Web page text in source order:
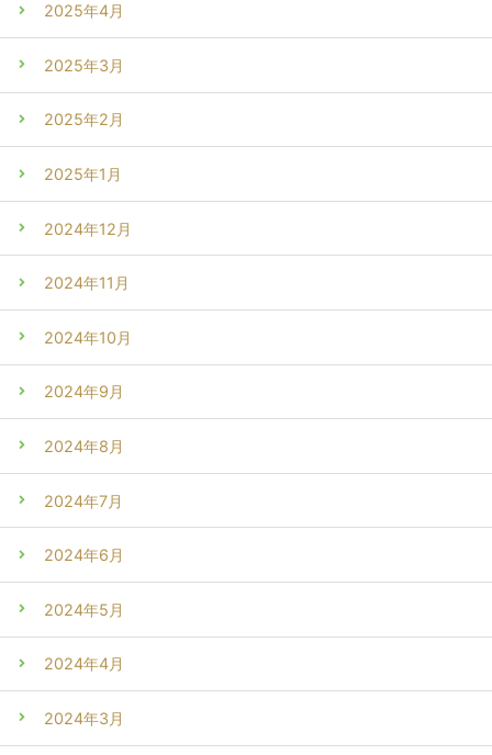
2025年4月
2025年3月
2025年2月
2025年1月
2024年12月
2024年11月
2024年10月
2024年9月
2024年8月
2024年7月
2024年6月
2024年5月
2024年4月
2024年3月